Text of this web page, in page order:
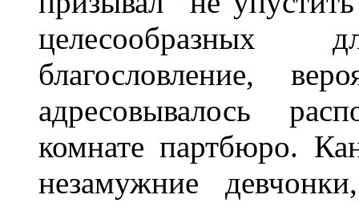
целесообразных
благословление,
адресовывалось
комнате партбюро.
незамужние